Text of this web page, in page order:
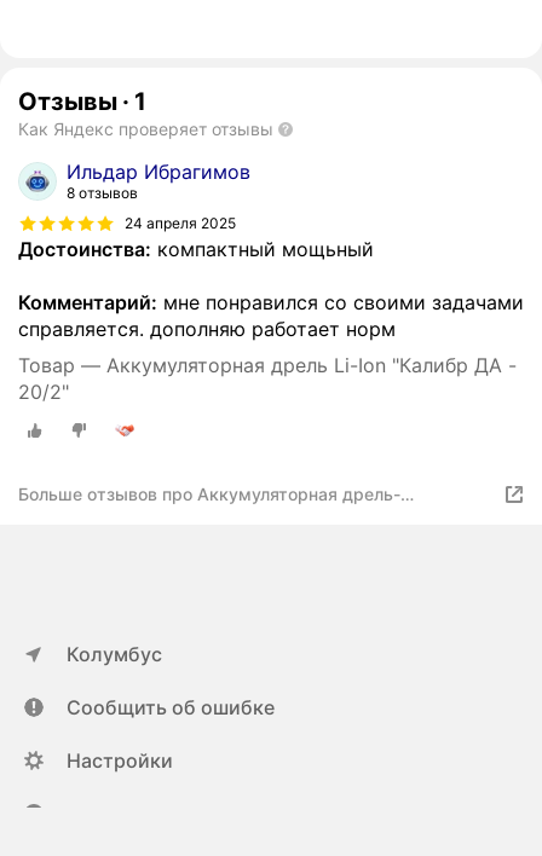
Отзывы · 1
Как Яндекс проверяет отзывы
Ильдар Ибрагимов
8 отзывов
24 апреля 2025
Достоинства: компактный мощьный
Комментарий: мне понравился со своими задачами
справляется. дополняю работает норм
Товар — Аккумуляторная дрель Li-Ion "Калибр ДА -
20/2"
Больше отзывов про Аккумуляторная дрель-
Колумбус
Сообщить об ошибке
Настройки